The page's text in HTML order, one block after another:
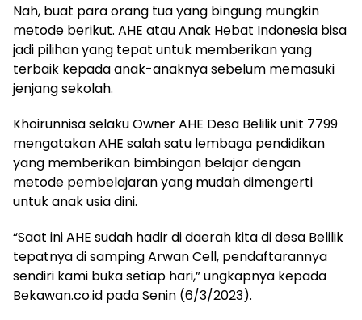
Nah, buat para orang tua yang bingung mungkin
metode berikut. AHE atau Anak Hebat Indonesia bisa
jadi pilihan yang tepat untuk memberikan yang
terbaik kepada anak-anaknya sebelum memasuki
jenjang sekolah.
Khoirunnisa selaku Owner AHE Desa Belilik unit 7799
mengatakan AHE salah satu lembaga pendidikan
yang memberikan bimbingan belajar dengan
metode pembelajaran yang mudah dimengerti
untuk anak usia dini.
“Saat ini AHE sudah hadir di daerah kita di desa Belilik
tepatnya di samping Arwan Cell, pendaftarannya
sendiri kami buka setiap hari,” ungkapnya kepada
Bekawan.co.id pada Senin (6/3/2023).